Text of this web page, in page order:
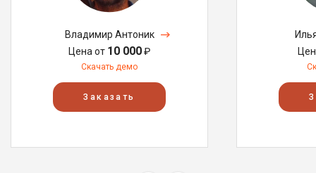
Владимир Антоник
Цена от 10 000₽
Скачать демо
Заказать